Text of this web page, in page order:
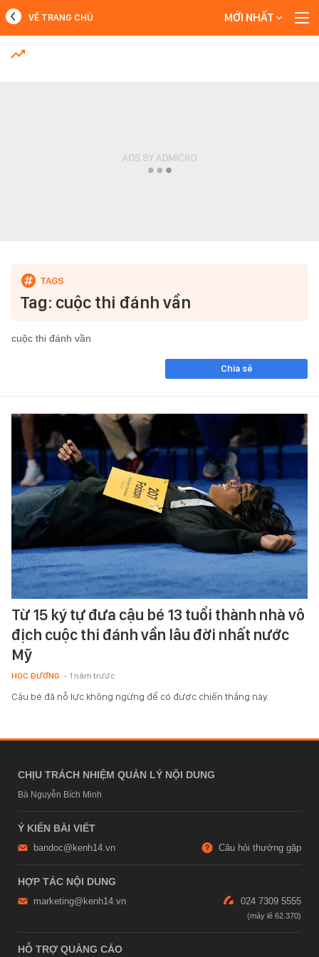
MỚI NHẤT
VỀ TRANG CHỦ MỚI NHẤT
Tag: cuộc thi đánh vần
cuộc thi đánh vần
Chia sẻ
Từ 15 ký tự đưa cậu bé 13 tuổi thành nhà vô
địch cuộc thi đánh vần lâu đời nhất nước
Mỹ
HỌC ĐƯỜNG - 1 năm trước
Cậu bé đã nỗ lực không ngừng để có được chiến thắng này.
CHỊU TRÁCH NHIỆM QUẢN LÝ NỘI DUNG
Bà Nguyễn Bích Minh
Ý KIẾN BÀI VIẾT
bandoc@kenh14.vn Câu hỏi thường gặp
HỢP TÁC NỘI DUNG
marketing@kenh14.vn 024 7309 5555
HỖ TRỢ QUẢNG CÁO